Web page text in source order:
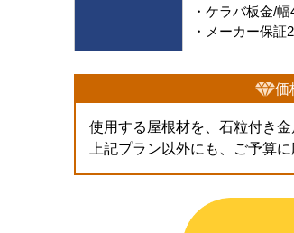
・ケラバ板金/
・メーカー保証
価
使用する屋根材を、石粒付き
上記プラン以外にも、ご予算